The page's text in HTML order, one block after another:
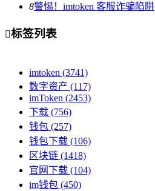
8警惕！imtoken 客服诈骗陷阱
标签列表
imtoken (3741)
数字资产 (117)
imToken (2453)
下载 (756)
钱包 (257)
钱包下载 (106)
区块链 (1418)
官网下载 (104)
im钱包 (450)